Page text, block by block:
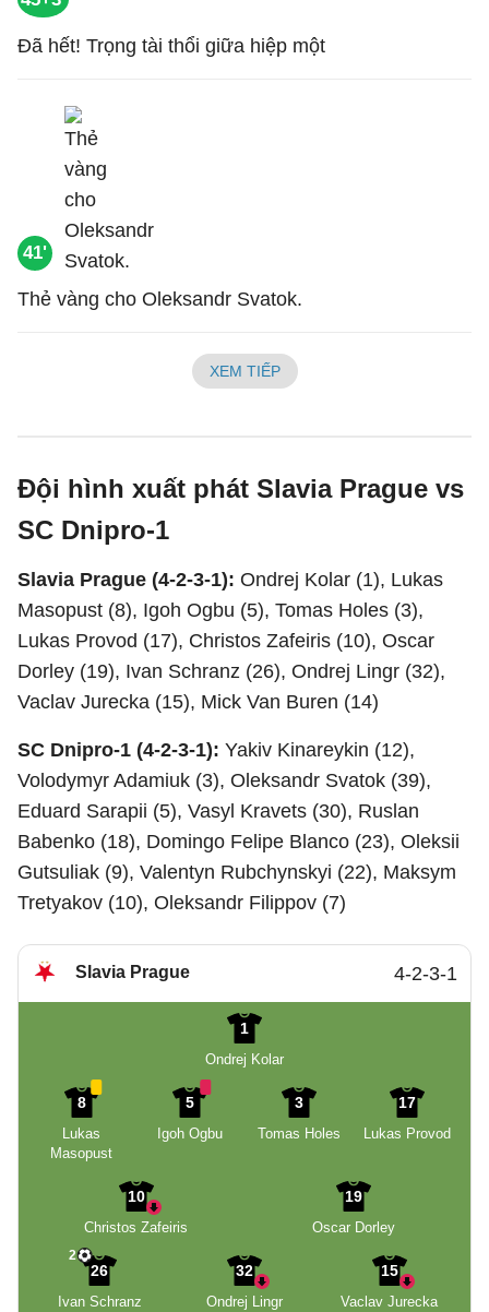
Đã hết! Trọng tài thổi giữa hiệp một
41'
Thẻ vàng cho Oleksandr Svatok.
XEM TIẾP
Đội hình xuất phát Slavia Prague vs
SC Dnipro-1
Slavia Prague (4-2-3-1): Ondrej Kolar (1), Lukas
Masopust (8), Igoh Ogbu (5), Tomas Holes (3),
Lukas Provod (17), Christos Zafeiris (10), Oscar
Dorley (19), Ivan Schranz (26), Ondrej Lingr (32),
Vaclav Jurecka (15), Mick Van Buren (14)
SC Dnipro-1 (4-2-3-1): Yakiv Kinareykin (12),
Volodymyr Adamiuk (3), Oleksandr Svatok (39),
Eduard Sarapii (5), Vasyl Kravets (30), Ruslan
Babenko (18), Domingo Felipe Blanco (23), Oleksii
Gutsuliak (9), Valentyn Rubchynskyi (22), Maksym
Tretyakov (10), Oleksandr Filippov (7)
Slavia Prague 4-2-3-1
1
Ondrej Kolar
8
Lukas
Masopust
5
Igoh Ogbu
3
Tomas Holes
17
Lukas Provod
10
Christos Zafeiris
19
Oscar Dorley
26
2
Ivan Schranz
32
Ondrej Lingr
15
Vaclav Jurecka